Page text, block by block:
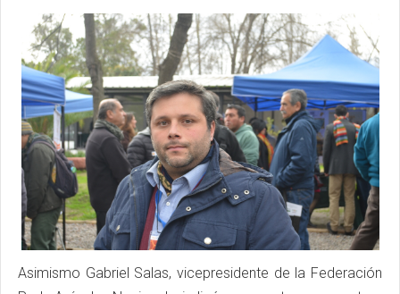
Asimismo Gabriel Salas, vicepresidente de la Federación